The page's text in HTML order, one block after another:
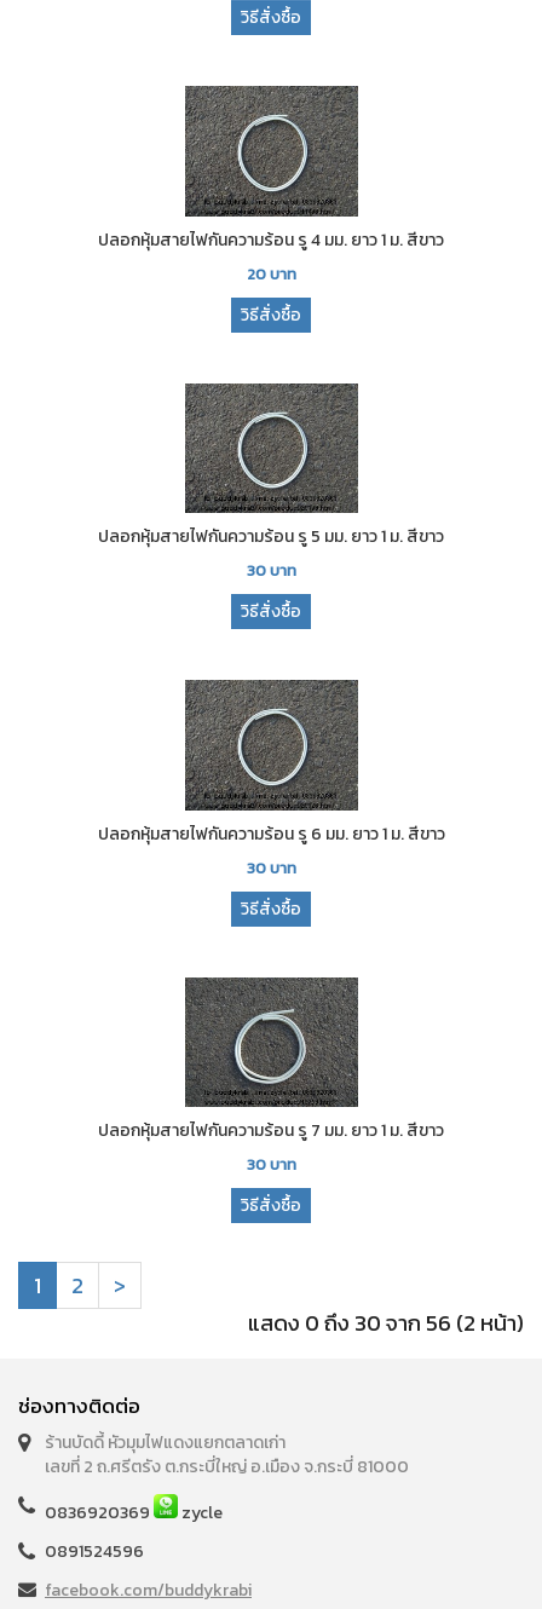
วิธีสั่งซื้อ
ปลอกหุ้มสายไฟกันความร้อน รู 4 มม. ยาว 1 ม. สีขาว
20บาท
วิธีสั่งซื้อ
ปลอกหุ้มสายไฟกันความร้อน รู 5 มม. ยาว 1 ม. สีขาว
30บาท
วิธีสั่งซื้อ
ปลอกหุ้มสายไฟกันความร้อน รู 6 มม. ยาว 1 ม. สีขาว
30บาท
วิธีสั่งซื้อ
ปลอกหุ้มสายไฟกันความร้อน รู 7 มม. ยาว 1 ม. สีขาว
30บาท
วิธีสั่งซื้อ
1 2
>
แสดง 0 ถึง 30 จาก 56 (2 หน้า)
ช่องทางติดต่อ
ร้านบัดดี้ หัวมุมไฟแดงแยกตลาดเก่า
เลขที่ 2 ถ.ศรีตรัง ต.กระบี่ใหญ่ อ.เมือง จ.กระบี่ 81000
0836920369
zycle
0891524596
facebook.com/buddykrabi